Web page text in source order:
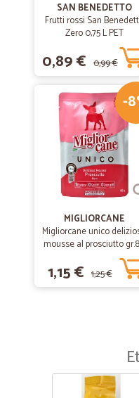
SAN BENEDETTO
Frutti rossi San
Zero 0,75 L PET
0,89 € 0,99 €
-
MIGLIORCANE
Migliorcane unico
mousse al prosciutto
1,15 € 1,25 €